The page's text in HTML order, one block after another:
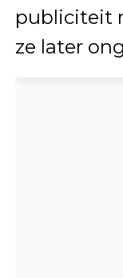
publiciteit
ze later